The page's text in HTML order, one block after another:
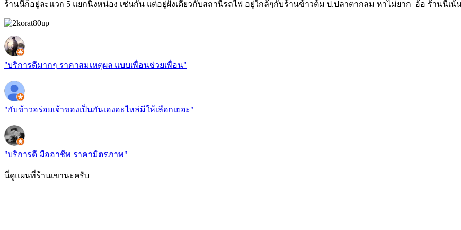
ร้านนี้ก็อยู่ละแวก 5 แยกนิ้งหน่อง เช่นกัน แต่อยู่ฝั่งเดียวกับสถานีรถไฟ อยู่ใกล้ๆกับร้านข้าวต้ม ป.ปลาตากลม หาไม่ยาก อ้อ ร้านนี้เน้
"บริการดีมากๆ ราคาสมเหตุผล แบบเพื่อนช่วยเพื่อน"
"กับข้าวอร่อยเจ้าของเป็นกันเองอะไหล่มีให้เลือกเยอะ"
"บริการดี มืออาชีพ ราคามิตรภาพ"
นี่ดูแผนที่ร้านเขานะครับ